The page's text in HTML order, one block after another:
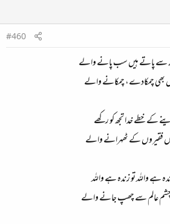
#460
سے پاتے ہیں سب پانے والے
بھی چمکادے، چمکانے والے
کے خطے خدا تجھ کو رکھے
فقیروں کے ٹھہرانے والے
ہے واللہ تو زندہ ہے واللہ
عالم سے چھپ جانے والے